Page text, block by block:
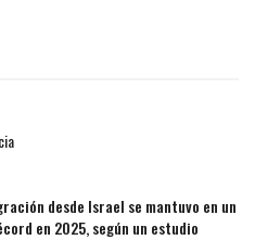
desde Israel se mantuvo en un
en 2025, según un estudio